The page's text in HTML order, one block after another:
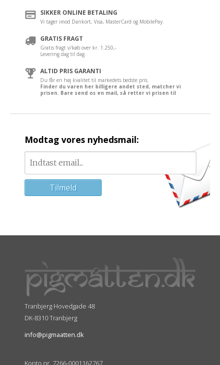
SIKKER ONLINE BETALING
Vi tager imod Dankort, Visa, MasterCard og MobilePay.
GRATIS FRAGT
Gratis fragt v/køb over kr. 1.250,-
Levering dag til dag.
ALTID PRIS GARANTI
Du får en høj kvalitet til markedets bedste pris.
Finder du varen her billigere andet sted, matcher vi
prisen. Bare send os en mail, så retter vi prisen til
Modtag vores nyhedsmail:
Tranbjerg Hovedgade 48
DK-8310 Tranbjerg
info@pigmaatten.dk
Konto nr. 7266-0001162767